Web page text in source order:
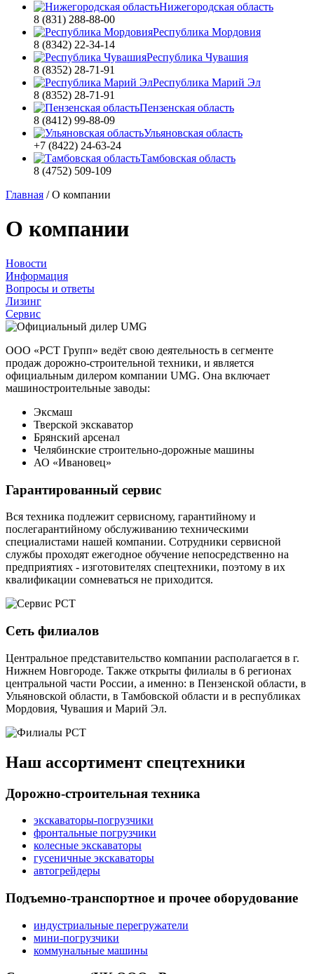
Нижегородская область
8 (831) 288-88-00
Республика Мордовия
8 (8342) 22-34-14
Республика Чувашия
8 (8352) 28-71-91
Республика Марий Эл
8 (8352) 28-71-91
Пензенская область
8 (8412) 99-88-09
Ульяновская область
+7 (8422) 24-63-24
Тамбовская область
8 (4752) 509-109
Главная /О компании
О компании
Новости
Информация
Вопросы и ответы
Лизинг
Сервис
ООО «РСТ Групп» ведёт свою деятельность в сегменте
продаж дорожно-строительной техники, и является
официальным дилером компании UMG. Она включает
машиностроительные заводы:
Эксмаш
Тверской экскаватор
Брянский арсенал
Челябинские строительно-дорожные машины
АО «Ивановец»
Гарантированный сервис
Вся техника подлежит сервисному, гарантийному и
послегарантийному обслуживанию техническими
специалистами нашей компании. Сотрудники сервисной
службы проходят ежегодное обучение непосредственно на
предприятиях - изготовителях спецтехники, поэтому в их
квалификации сомневаться не приходится.
Сеть филиалов
Центральное представительство компании располагается в г.
Нижнем Новгороде. Также открыты филиалы в 6 регионах
центральной части России, а именно: в Пензенской области, в
Ульяновской области, в Тамбовской области и в республиках
Мордовия, Чувашия и Марий Эл.
Наш ассортимент спецтехники
Дорожно-строительная техника
экскаваторы-погрузчики
фронтальные погрузчики
колесные экскаваторы
гусеничные экскаваторы
автогрейдеры
Подъемно-транспортное и прочее оборудование
индустриальные перегружатели
мини-погрузчики
коммунальные машины